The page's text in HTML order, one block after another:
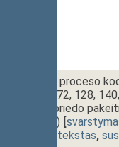
Baudžiamojo proceso
69(1), 71(1), 72, 128,
straipsnių ir priedo
XIIIP-115(2)) [
dokumento tekstas,